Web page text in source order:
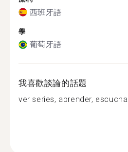
西班牙語
學
葡萄牙語
我喜歡談論的話題
ver series, aprender,